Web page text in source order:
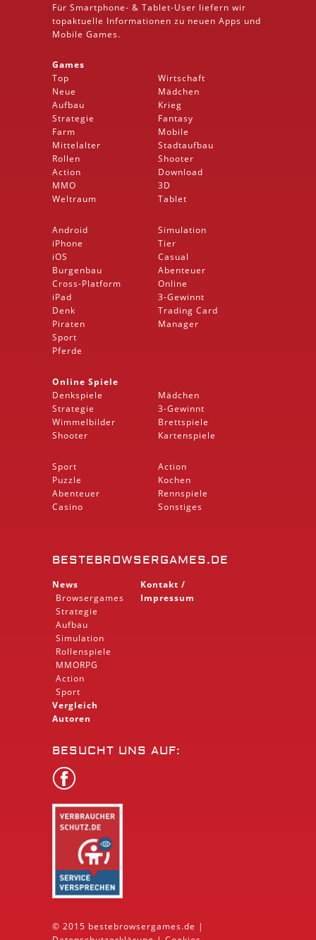
Für Smartphone- & Tablet-User liefern wir
topaktuelle Informationen zu neuen Apps und
Mobile Games.
Games
Top
Neue
Aufbau
Strategie
Farm
Mittelalter
Rollen
Action
MMO
Weltraum
Wirtschaft
Mädchen
Krieg
Fantasy
Mobile
Stadtaufbau
Shooter
Download
3D
Tablet
Android
iPhone
iOS
Burgenbau
Cross-Platform
iPad
Denk
Piraten
Sport
Pferde
Simulation
Tier
Casual
Abenteuer
Online
3-Gewinnt
Trading Card
Manager
Online Spiele
Denkspiele
Strategie
Wimmelbilder
Shooter
Mädchen
3-Gewinnt
Brettspiele
Kartenspiele
Sport
Puzzle
Abenteuer
Casino
Action
Kochen
Rennspiele
Sonstiges
BESTEBROWSERGAMES.DE
News
Browsergames
Strategie
Aufbau
Simulation
Rollenspiele
MMORPG
Action
Sport
Vergleich
Autoren
Kontakt /
Impressum
BESUCHT UNS AUF:
© 2015 bestebrowsergames.de |